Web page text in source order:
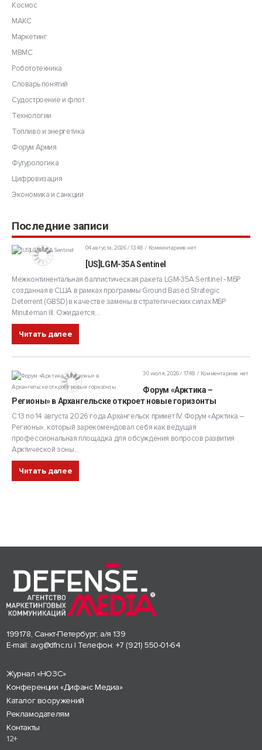
Космос
МАКС
Маркетинг
МВМС
Робототехника
Словарь понятий
Судостроение и флот
Технологии
Топливо и энергетика
Форум Армия
Футурологика
Цифровизация
Экономика и санкции
Последние записи
04 августа, 2026 / 13:48 Комментариев нет
[US]LGM-35A Sentinel
Межконтинентальная баллистическая ракета LGM-35A Sentinel - МБР
созданная в США в рамках программы Ground Based Strategic
Deterrent (GBSD) в качестве замены в стратегических силах МБР
Minuteman III. Ожидается,...
Читать далее
30 июля, 2026 / 17:48 Комментариев нет
Форум «Арктика –
Регионы» в Архангельске откроет новые горизонты
С 13 по 14 августа 2026 года Архангельск примет IV Форум «Арктика –
Регионы», который зарекомендовал себя как ведущая
профессиональная площадка для обсуждения вопросов развития
Арктической зоны...
Читать далее
199178, Санкт-Петербург, а/я 139
E-mail: avg@dfnc.ru | Телефон: +7 (921) 550-01-64
Журнал «НОЗС»
Конференции «Дифанс Медиа»
Каталог вооружений
Рекламодателям
Контакты
12+